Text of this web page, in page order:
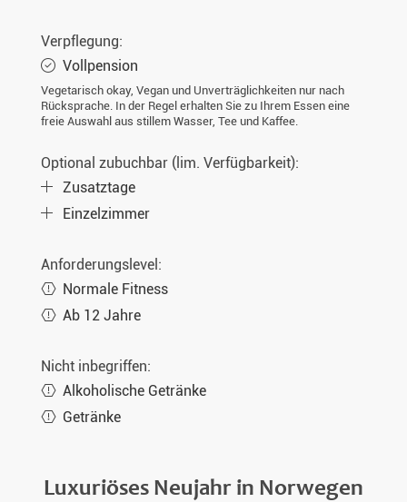
Verpflegung:
Vollpension
Vegetarisch okay, Vegan und Unverträglichkeiten nur nach
Rücksprache. In der Regel erhalten Sie zu Ihrem Essen eine
freie Auswahl aus stillem Wasser, Tee und Kaffee.
Optional zubuchbar (lim. Verfügbarkeit):
Zusatztage
Einzelzimmer
Anforderungslevel:
Normale Fitness
Ab 12 Jahre
Nicht inbegriffen:
Alkoholische Getränke
Getränke
Luxuriöses Neujahr in Norwegen